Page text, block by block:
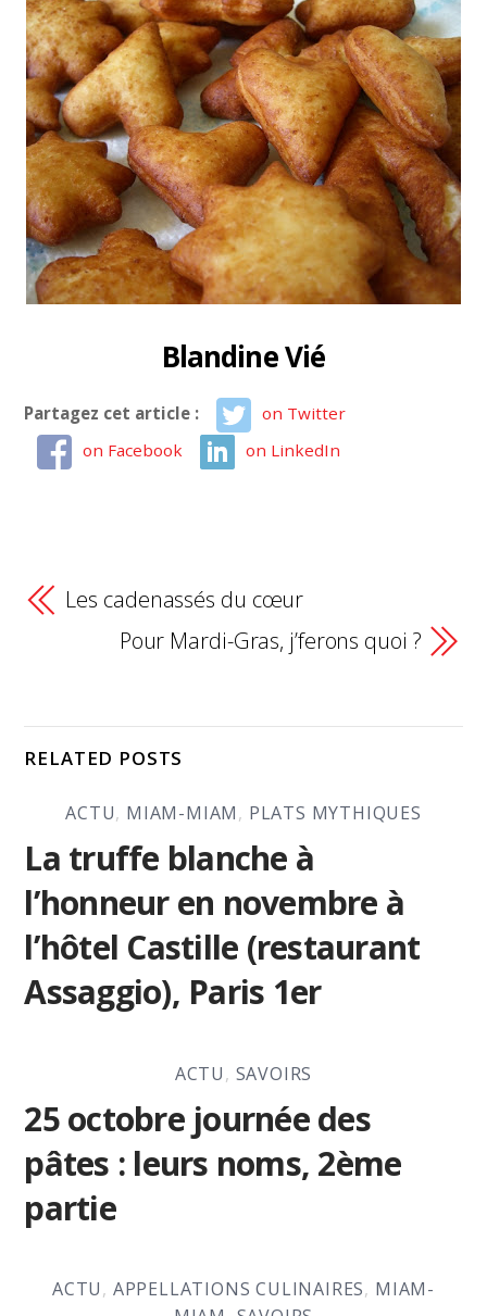
Blandine Vié
Partagez cet article :
on Twitter
on Facebook
on LinkedIn
Les cadenassés du cœur
Pour Mardi-Gras, j’ferons quoi ?
RELATED POSTS
ACTU, MIAM-MIAM, PLATS MYTHIQUES
La truffe blanche à
l’honneur en novembre à
l’hôtel Castille (restaurant
Assaggio), Paris 1er
ACTU, SAVOIRS
25 octobre journée des
pâtes : leurs noms, 2ème
partie
ACTU, APPELLATIONS CULINAIRES, MIAM-